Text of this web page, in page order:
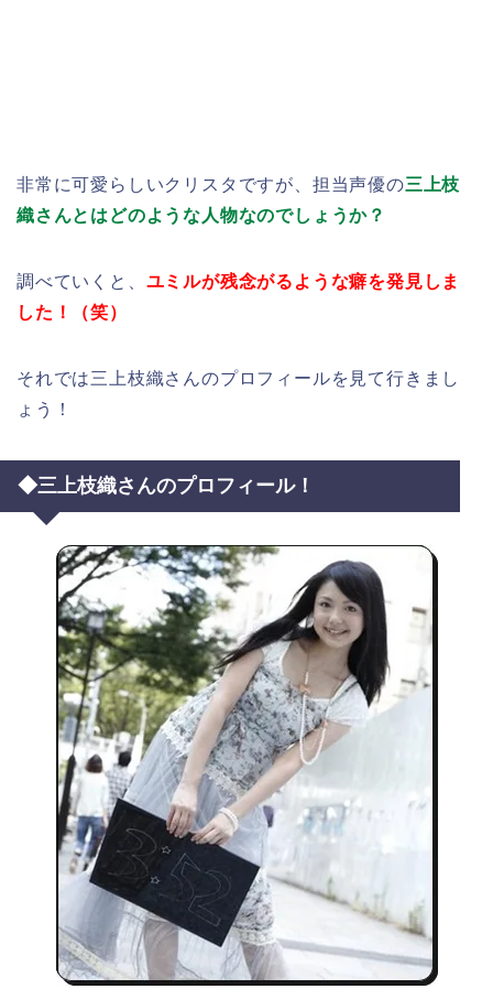
非常に可愛らしいクリスタですが、担当声優の三上枝
織さんとはどのような人物なのでしょうか？
調べていくと、 ユミルが残念がるような癖を発見しま
した！（笑）
それでは三上枝織さんのプロフィールを見て行きまし
ょう！
◆三上枝織さんのプロフィール！